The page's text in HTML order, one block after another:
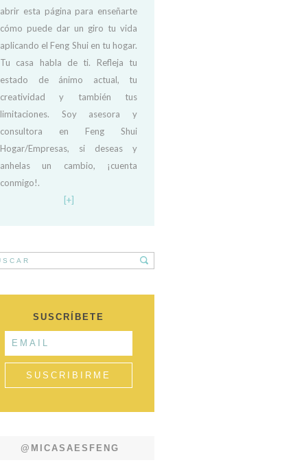
abrir esta página para enseñarte
cómo puede dar un giro tu vida
aplicando el Feng Shui en tu hogar.
Tu casa habla de ti. Refleja tu
estado de ánimo actual, tu
creatividad y también tus
limitaciones. Soy asesora y
consultora en Feng Shui
Hogar/Empresas, si deseas y
anhelas un cambio, ¡cuenta
conmigo!.
[+]
SUSCRÍBETE
@MICASAESFENG